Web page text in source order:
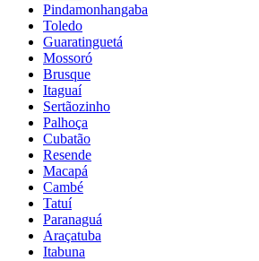
Pindamonhangaba
Toledo
Guaratinguetá
Mossoró
Brusque
Itaguaí
Sertãozinho
Palhoça
Cubatão
Resende
Macapá
Cambé
Tatuí
Paranaguá
Araçatuba
Itabuna